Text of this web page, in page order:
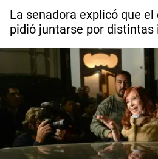
La senadora explicó que
pidió juntarse por distintas